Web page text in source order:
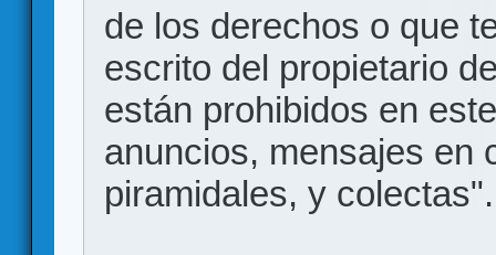
de los derechos o que
escrito del propietario
están prohibidos en
anuncios, mensajes en
piramidales, y colectas".